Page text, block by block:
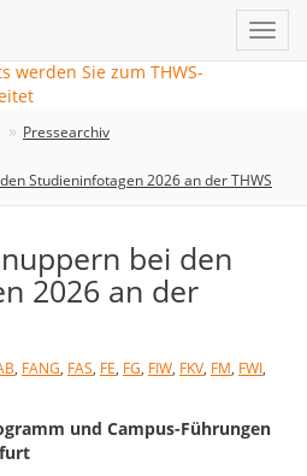
Pressearchiv
Studieninfotagen 2026 an der THWS
bei den
2026 an der
, FANG, FAS, FE, FG, FIW, FKV, FM, FWI,
und Campus-Führungen